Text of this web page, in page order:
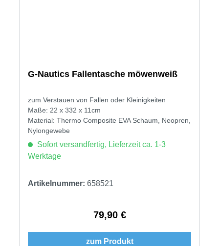
G-Nautics Fallentasche möwenweiß
zum Verstauen von Fallen oder Kleinigkeiten
Maße: 22 x 332 x 11cm
Material: Thermo Composite EVA Schaum, Neopren,
Nylongewebe
Sofort versandfertig, Lieferzeit ca. 1-3
Werktage
Artikelnummer: 658521
Regulärer Preis:
79,90 €
zum Produkt